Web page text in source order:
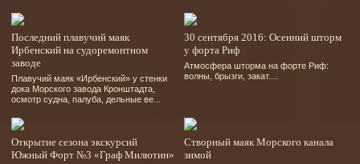
Последний плавучий маяк
Ирбенский на судоремонтном
заводе
Плавучий маяк «Ирбенский» у стенки
дока Морского завода Кронштадта,
осмотр судна, палуба, дельные ве...
30 сентября 2016: Осенний шторм
у форта Риф
Атмосфера шторма на форте Риф:
волны, брызги, закат....
Открытие сезона экскурсий
Южный Форт №3 «Граф Милютин»
Створный маяк Морского канала
зимой